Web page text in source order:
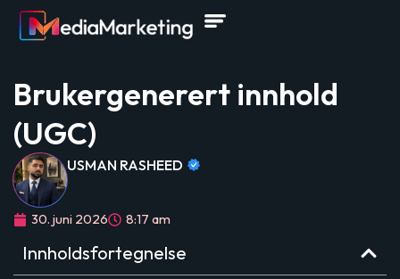
Brukergenerert innhold
(UGC)
USMAN RASHEED
30. juni 2026 8:17 am
Innholdsfortegnelse